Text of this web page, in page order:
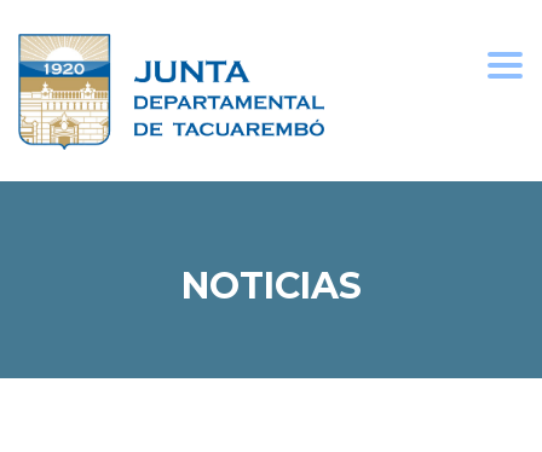
NOTICIAS